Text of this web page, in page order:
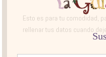
Esto es para tu comodidad,
rellenar tus datos cuando